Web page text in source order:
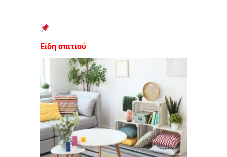
Είδη σπιτιού